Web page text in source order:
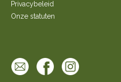
Privacybeleid
Onze statuten